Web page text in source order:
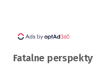
Fatalne